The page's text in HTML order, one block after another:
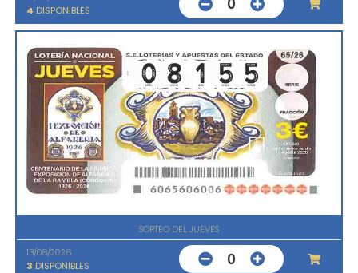
4 DISPONIBLES 0
SORTEO DEL JUEVES
13/08/2026
3 DISPONIBLES 0